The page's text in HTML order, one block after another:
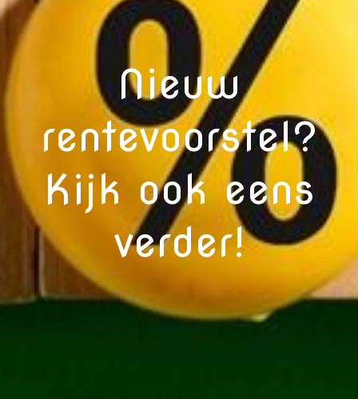
Nieuw
rentevoorstel?
Kijk ook eens
verder!